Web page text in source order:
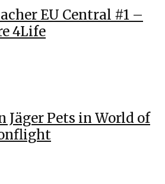
EU Central #1 –
4Life
Jäger Pets in World of